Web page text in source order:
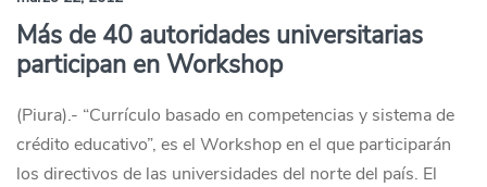
Más de 40 autoridades universitarias
participan en Workshop
(Piura).- “Currículo basado en competencias y sistema de
crédito educativo”, es el Workshop en el que participarán
los directivos de las universidades del norte del país. El